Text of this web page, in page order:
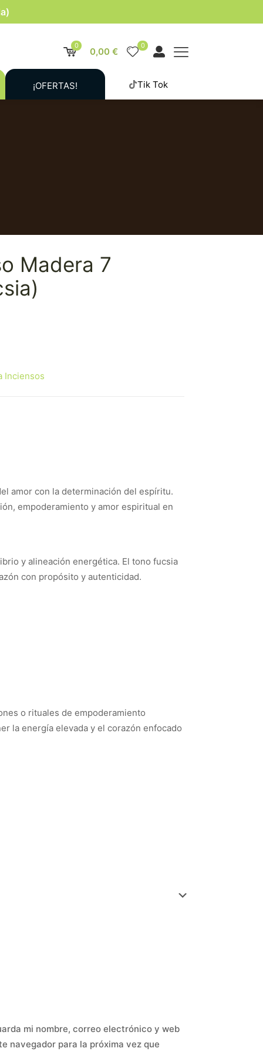
0
0,00 €
0
¡OFERTAS! Tik Tok
Madera 7
Inciensos
amor con la determinación del espíritu.
empoderamiento y amor espiritual en
y alineación energética. El tono fucsia
con propósito y autenticidad.
o rituales de empoderamiento
la energía elevada y el corazón enfocado
mi nombre, correo electrónico y web
navegador para la próxima vez que